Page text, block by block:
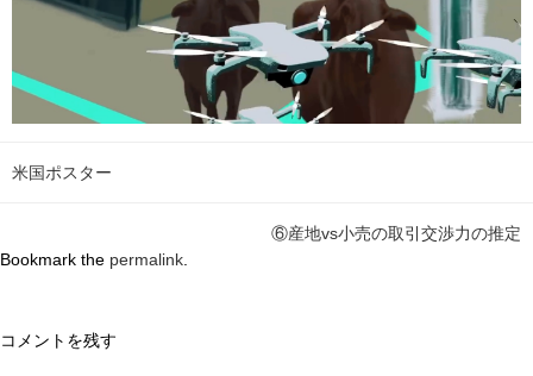
米国ポスター
⑥産地vs小売の取引交渉力の推定
Bookmark the permalink.
コメントを残す